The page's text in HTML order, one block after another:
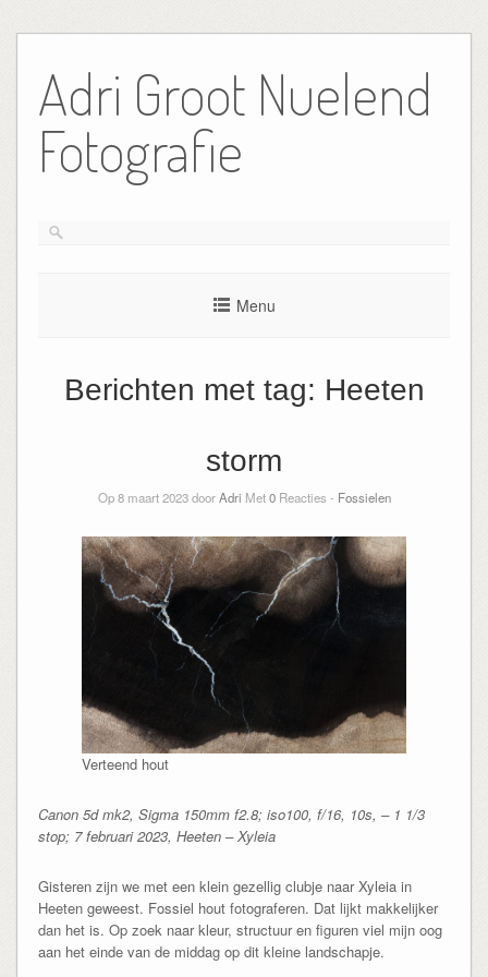
de
inhoud
Adri Groot Nuelend
Fotografie
Menu
Berichten met tag: Heeten
storm
Op 8 maart 2023 doorAdri Met0Reacties - Fossielen
Verteend hout
Canon 5d mk2, Sigma 150mm f2.8; iso100, f/16, 10s, – 1 1/3
stop; 7 februari 2023, Heeten – Xyleia
Gisteren zijn we met een klein gezellig clubje naar Xyleia in
Heeten geweest. Fossiel hout fotograferen. Dat lijkt makkelijker
dan het is. Op zoek naar kleur, structuur en figuren viel mijn oog
aan het einde van de middag op dit kleine landschapje.